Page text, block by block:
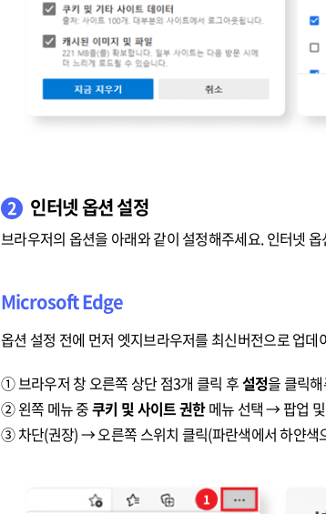
2 인터넷 옵션 설정
브라우저의 옵션을 아래와 같이 설정해주세요. 인터넷
Microsoft Edge
옵션 설정 전에 먼저 엣지브라우저를 최신버전으로 업데
① 브라우저 창 오른쪽 상단 점3개 클릭 후설정을 클릭
② 왼쪽 메뉴 중쿠키 및 사이트 권한메뉴 선택 → 팝업
③ 차단(권장) → 오른쪽 스위치 클릭(파란색에서 하얀색